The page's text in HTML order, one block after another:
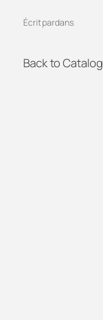
Écrit pardans
Back to Catalog